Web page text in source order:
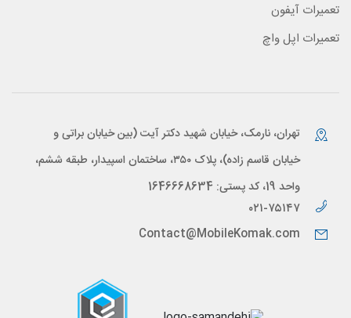
تعمیرات آیفون
تعمیرات اپل واچ
تهران، نارمک، خیابان شهید دکتر آیت (بین خیابان براتی و
خیابان قاسم زاده)، پلاک ۳۵۰، ساختمان اسپیدار، طبقه ششم،
واحد 19، کد پستی: 1646668634
۰۲۱-۷۵۱۴۷
Contact@MobileKomak.com